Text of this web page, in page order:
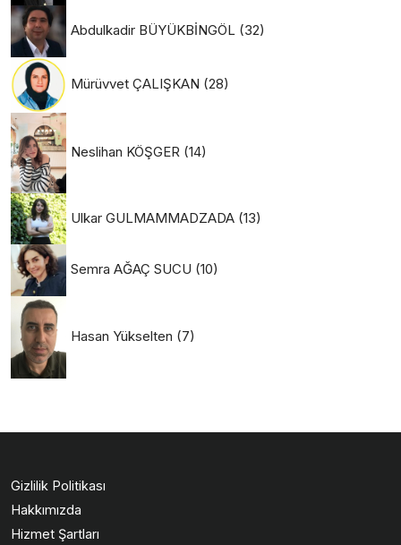
Abdulkadir BÜYÜKBİNGÖL (32)
Mürüvvet ÇALIŞKAN (28)
Neslihan KÖŞGER (14)
Ulkar GULMAMMADZADA (13)
Semra AĞAÇ SUCU (10)
Hasan Yükselten (7)
Gizlilik Politikası
Hakkımızda
Hizmet Şartları